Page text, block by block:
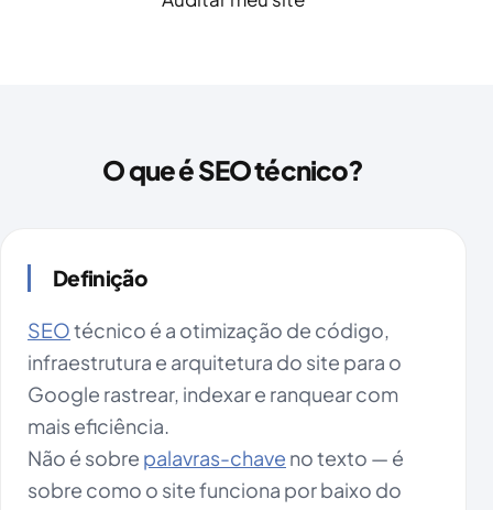
O que é SEO técnico?
Definição
SEOtécnico é a otimização de código,
infraestrutura e arquitetura do site para o
Google rastrear, indexar e ranquear com
mais eficiência.
Não é sobre palavras-chave no texto — é
sobre como o site funciona por baixo do